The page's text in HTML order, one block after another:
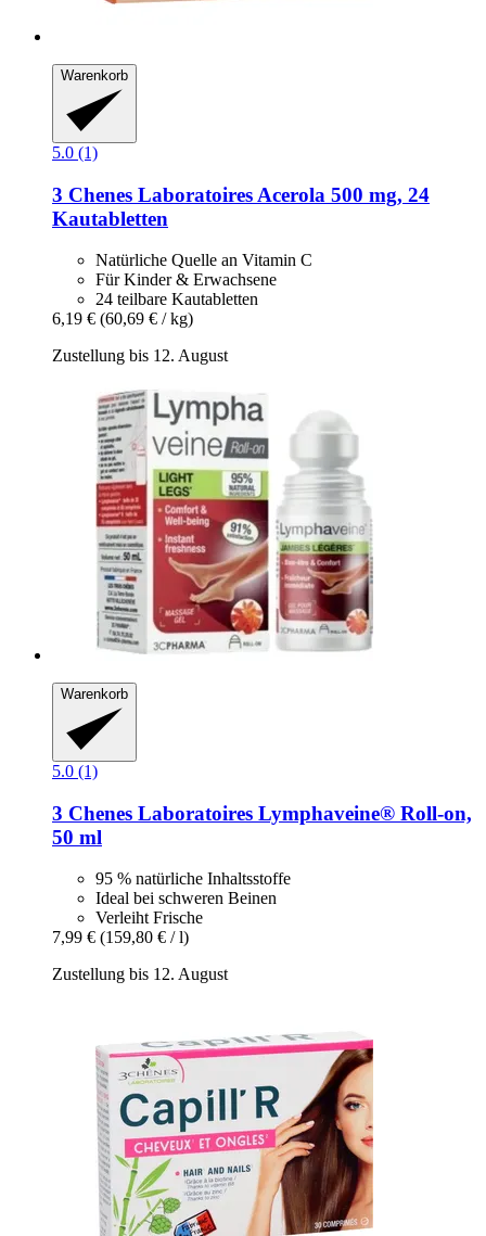
Warenkorb
5.0 (1)
3 Chenes Laboratoires Acerola 500 mg, 24
Kautabletten
Natürliche Quelle an Vitamin C
Für Kinder & Erwachsene
24 teilbare Kautabletten
6,19 € (60,69 € / kg)
Zustellung bis 12. August
Warenkorb
5.0 (1)
3 Chenes Laboratoires Lymphaveine® Roll-​on,
50 ml
95 % natürliche Inhaltsstoffe
Ideal bei schweren Beinen
Verleiht Frische
7,99 € (159,80 € / l)
Zustellung bis 12. August